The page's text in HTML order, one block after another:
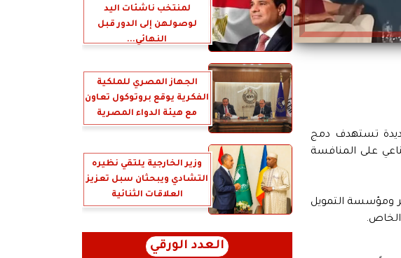
تستهدف دمج
على المنافسة
عاماً على الشراكة بين مصر ومؤسسة التمويل
لمنتخب ناشئات اليد
لوصولهن إلى الدور قبل
النهائي...
الجهاز المصري للملكية
الفكرية يوقع بروتوكول تعاون
مع هيئة الدواء المصرية
وزير الخارجية يلتقي نظيره
التشادي ويبحثان سبل تعزيز
العلاقات الثنائية
العدد الورقي